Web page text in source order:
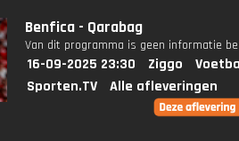
Benfica - Qarabag
Van dit programma is geen informatie
16-09-2025 23:30 Ziggo
Sporten.TV
Alle afleveringen